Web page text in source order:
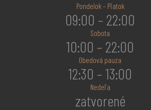
Pondelok – Piatok
09:00 – 22:00
Sobota
10:00 – 22:00
Obedová pauza
12:30 – 13:00
Nedeľa
zatvorené